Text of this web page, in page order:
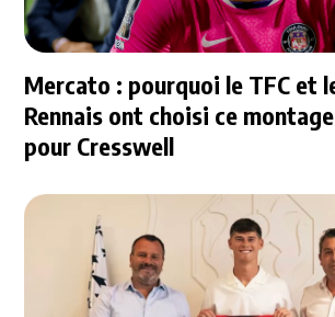
Mercato : pourquoi le TFC et
Rennais ont choisi ce
pour Cresswell